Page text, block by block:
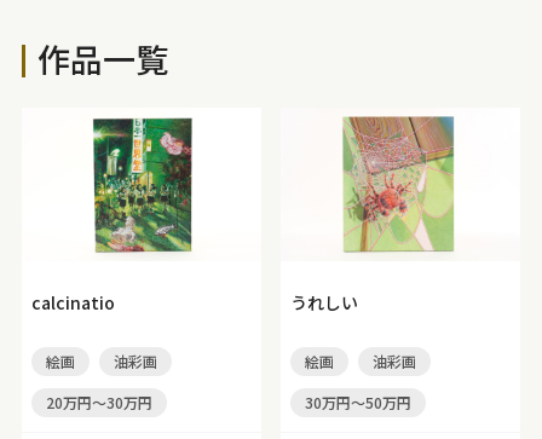
作品一覧
calcinatio
絵画
油彩画
20万円～30万円
うれしい
絵画
油彩画
30万円～50万円